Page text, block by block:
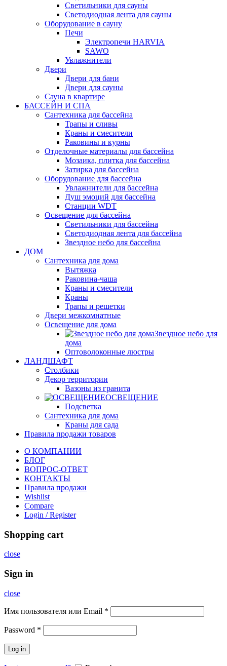
Светильники для сауны
Светодиодная лента для сауны
Оборудование в сауну
Печи
Электропечи HARVIA
SAWO
Увлажнители
Двери
Двери для бани
Двери для сауны
Сауна в квартире
БАССЕЙН И СПА
Сантехника для бассейна
Трапы и сливы
Краны и смесители
Раковины и курны
Отделочные материалы для бассейна
Мозаика, плитка для бассейна
Затирка для бассейна
Оборудование для бассейна
Увлажнители для бассейна
Душ эмоций для бассейна
Станции WDT
Освещение для бассейна
Светильники для бассейна
Светодиодная лента для бассейна
Звездное небо для бассейна
ДОМ
Сантехника для дома
Вытяжка
Раковина-чаша
Краны и смесители
Краны
Трапы и решетки
Двери межкомнатные
Освещение для дома
Звездное небо для
дома
Оптоволоконные люстры
ЛАНДШАФТ
Столбики
Декор территории
Вазоны из гранита
ОСВЕЩЕНИЕ
Подсветка
Сантехника для дома
Краны для сада
Правила продажи товаров
О КОМПАНИИ
БЛОГ
ВОПРОС-ОТВЕТ
КОНТАКТЫ
Правила продажи
Wishlist
Compare
Login / Register
Shopping cart
close
Sign in
close
Имя пользователя или Email *
Password *
Log in